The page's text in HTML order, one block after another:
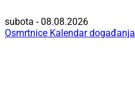
subota - 08.08.2026
Osmrtnice Kalendar događanja